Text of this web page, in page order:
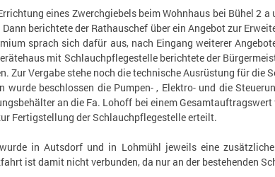
eines Zwerchgiebels beim Wohnhaus bei Bühel 2
berichtete der Rathauschef über ein Angebot zur
sprach sich dafür aus, nach Eingang weiterer
mit Schlauchpflegestelle berichtete der
Zur Vergabe stehe noch die technische Ausrüstung für die
wurde beschlossen die Pumpen- , Elektro- und die
an die Fa. Lohoff bei einem
Fertigstellung der Schlauchpflegestelle erteilt.
in Autsdorf und in Lohmühl jeweils eine
ist damit nicht verbunden, da nur an der bestehenden